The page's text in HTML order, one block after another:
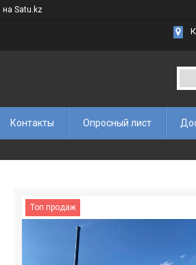
на Satu.kz
Контакты Опросный лист
Топ продаж